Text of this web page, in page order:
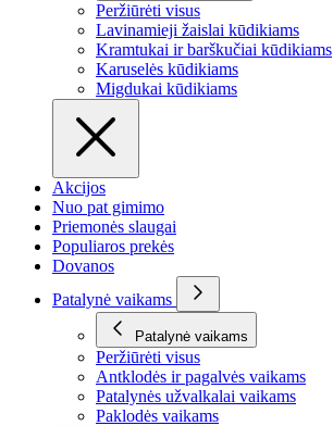
Peržiūrėti visus
Lavinamieji žaislai kūdikiams
Kramtukai ir barškučiai kūdikiams
Karuselės kūdikiams
Migdukai kūdikiams
Akcijos
Nuo pat gimimo
Priemonės slaugai
Populiaros prekės
Dovanos
Patalynė vaikams
Patalynė vaikams
Peržiūrėti visus
Antklodės ir pagalvės vaikams
Patalynės užvalkalai vaikams
Paklodės vaikams